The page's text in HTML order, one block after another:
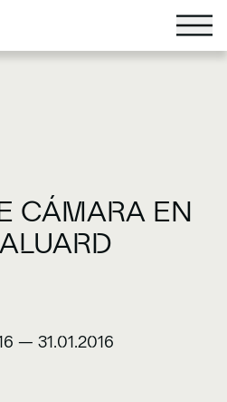
CÁMARA EN
— 31.01.2016